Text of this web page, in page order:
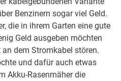
Benzinern sogar viel Geld.
die in ihrem Garten eine gute
Geld ausgeben möchten
dem Stromkabel stören.
und dafür auch etwas
Akku-Rasenmäher die